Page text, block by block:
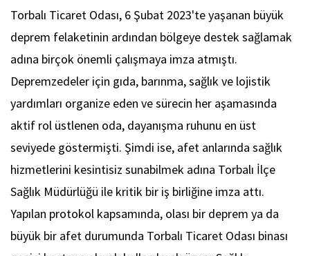
Torbalı Ticaret Odası, 6 Şubat 2023'te yaşanan büyük
deprem felaketinin ardından bölgeye destek sağlamak
adına birçok önemli çalışmaya imza atmıştı.
Depremzedeler için gıda, barınma, sağlık ve lojistik
yardımları organize eden ve sürecin her aşamasında
aktif rol üstlenen oda, dayanışma ruhunu en üst
seviyede göstermişti. Şimdi ise, afet anlarında sağlık
hizmetlerini kesintisiz sunabilmek adına Torbalı İlçe
Sağlık Müdürlüğü ile kritik bir iş birliğine imza attı.
Yapılan protokol kapsamında, olası bir deprem ya da
büyük bir afet durumunda Torbalı Ticaret Odası binası